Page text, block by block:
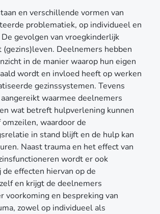
en verschillende vormen van
problematiek, op individueel en
gevolgen van vroegkinderlijk
(gezins)leven. Deelnemers hebben
in de manier waarop hun eigen
wordt en invloed heeft op werken
gezinssystemen. Tevens
waarmee deelnemers
wat betreft hulpverlening kunnen
waardoor de
in stand blijft en de hulp kan
Naast trauma en het effect van
wordt er ook
effecten hiervan op de
en krijgt de deelnemers
voorkoming en bespreking van
zowel op individueel als